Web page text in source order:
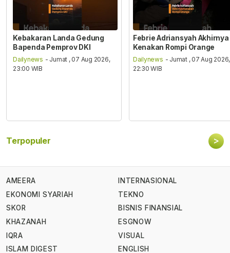
Kebakaran Landa Gedung
Bapenda Pemprov DKI
Dailynews - Jumat , 07 Aug 2026,
23:00 WIB
Febrie Adriansyah Akhirnya
Kenakan Rompi Orange
Dailynews - Jumat , 07 Aug 2026,
22:30 WIB
Terpopuler >
AMEERA
EKONOMI SYARIAH
SKOR
KHAZANAH
IQRA
ISLAM DIGEST
INTERNASIONAL
TEKNO
BISNIS FINANSIAL
ESGNOW
VISUAL
ENGLISH